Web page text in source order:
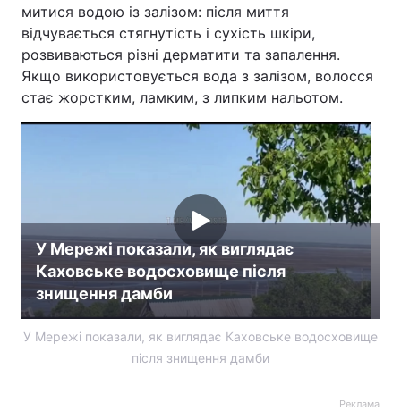
митися водою із залізом: після миття
відчувається стягнутість і сухість шкіри,
розвиваються різні дерматити та запалення.
Якщо використовується вода з залізом, волосся
стає жорстким, ламким, з липким нальотом.
У Мережі показали, як виглядає
Каховське водосховище після
знищення дамби
У Мережі показали, як виглядає Каховське водосховище
після знищення дамби
Реклама